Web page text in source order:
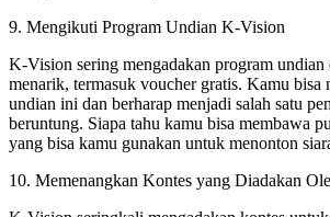
9. Mengikuti Program Undian K-Vision
K-Vision sering mengadakan program undian
menarik, termasuk voucher gratis. Kamu bisa
undian ini dan berharap menjadi salah satu
beruntung. Siapa tahu kamu bisa membawa
yang bisa kamu gunakan untuk menonton
10. Memenangkan Kontes yang Diadakan